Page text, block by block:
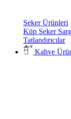
Şeker Ürünleri
Küp Şeker
Tatlandırıcılar
Kahve